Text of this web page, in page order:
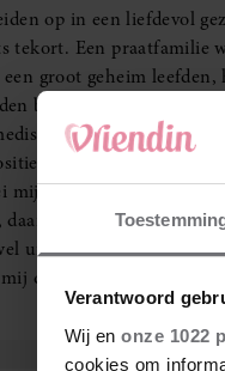
Verantwoord
Wij en onze 1022
cookies om
op in een liefdevol
tekort. Een praatfamilie
groot geheim
bezocht, toen een
hulp tot dokter
over Beek, ze
mijn moeder vaak. Wat
daar had ik geen idee
uiterlijk als innerlijk niet
dat ik niet kon